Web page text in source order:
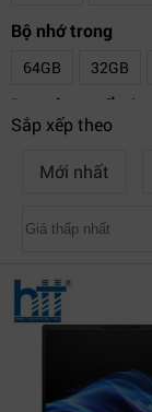
Trên 50 Triệu
Ryzen 9
Ryzen 7
Bộ nhớ trong
64GB 32GB
Dung lượng ổ cứng
2TB
128GB SSD
Sắp xếp theo
Mới nhất